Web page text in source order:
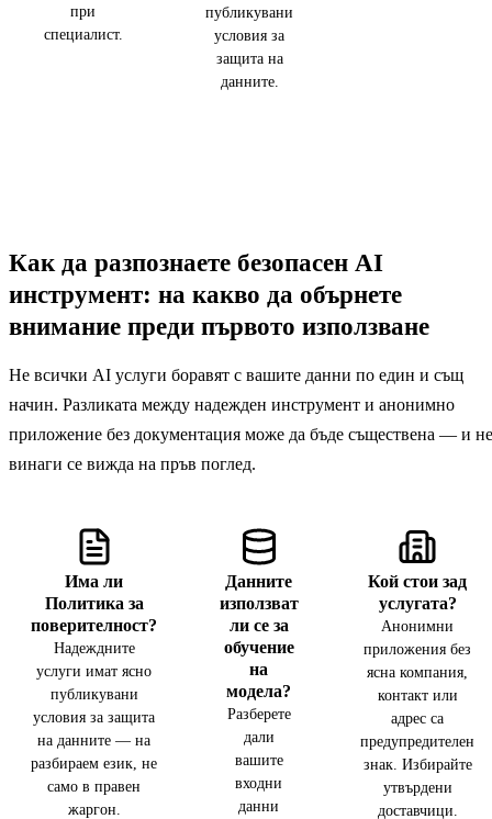
при
специалист.
публикувани
условия за
защита на
данните.
Как да разпознаете безопасен AI
инструмент: на какво да обърнете
внимание преди първото използване
Не всички AI услуги боравят с вашите данни по един и същ
начин. Разликата между надежден инструмент и анонимно
приложение без документация може да бъде съществена — и не
винаги се вижда на пръв поглед.
Има ли
Политика за
поверителност?
Надеждните
услуги имат ясно
публикувани
условия за защита
на данните — на
разбираем език, не
само в правен
жаргон.
Данните
използват
ли се за
обучение
на
модела?
Разберете
дали
вашите
входни
данни
Кой стои зад
услугата?
Анонимни
приложения без
ясна компания,
контакт или
адрес са
предупредителен
знак. Избирайте
утвърдени
доставчици.